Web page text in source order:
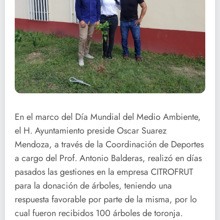
En el marco del Día Mundial del Medio Ambiente,
el H. Ayuntamiento preside Oscar Suarez
Mendoza, a través de la Coordinación de Deportes
a cargo del Prof. Antonio Balderas, realizó en días
pasados las gestiones en la empresa CITROFRUT
para la donación de árboles, teniendo una
respuesta favorable por parte de la misma, por lo
cual fueron recibidos 100 árboles de toronja.